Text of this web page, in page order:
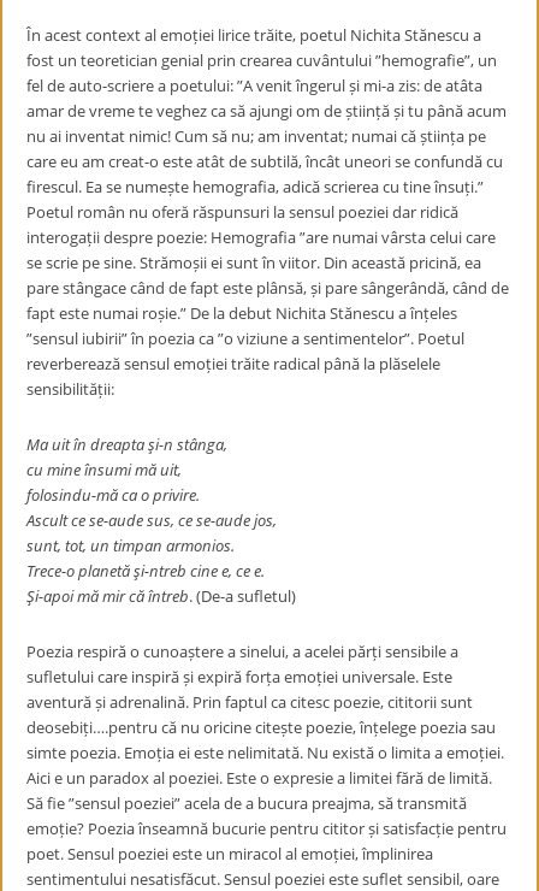
În acest context al emoției lirice trăite, poetul Nichita Stănescu a
fost un teoretician genial prin crearea cuvântului ”hemografie”, un
fel de auto-scriere a poetului: ”A venit îngerul și mi-a zis: de atâta
amar de vreme te veghez ca să ajungi om de știință și tu până acum
nu ai inventat nimic! Cum să nu; am inventat; numai că știința pe
care eu am creat-o este atât de subtilă, încât uneori se confundă cu
firescul. Ea se numește hemografia, adică scrierea cu tine însuți.”
Poetul român nu oferă răspunsuri la sensul poeziei dar ridică
interogații despre poezie: Hemografia ”are numai vârsta celui care
se scrie pe sine. Strămoșii ei sunt în viitor. Din această pricină, ea
pare stângace când de fapt este plânsă, și pare sângerândă, când de
fapt este numai roșie.” De la debut Nichita Stănescu a înțeles
”sensul iubirii” în poezia ca ”o viziune a sentimentelor”. Poetul
reverberează sensul emoției trăite radical până la plăselele
sensibilității:
Ma uit în dreapta şi-n stânga,
cu mine însumi mă uit,
folosindu-mă ca o privire.
Ascult ce se-aude sus, ce se-aude jos,
sunt, tot, un timpan armonios.
Trece-o planetă şi-ntreb cine e, ce e.
Şi-apoi mă mir că întreb. (De-a sufletul)
Poezia respiră o cunoaștere a sinelui, a acelei părți sensibile a
sufletului care inspiră și expiră forța emoției universale. Este
aventură și adrenalină. Prin faptul ca citesc poezie, cititorii sunt
deosebiți….pentru că nu oricine citește poezie, înțelege poezia sau
simte poezia. Emoția ei este nelimitată. Nu există o limita a emoției.
Aici e un paradox al poeziei. Este o expresie a limitei fără de limită.
Să fie ”sensul poeziei” acela de a bucura preajma, să transmită
emoție? Poezia înseamnă bucurie pentru cititor și satisfacție pentru
poet. Sensul poeziei este un miracol al emoției, împlinirea
sentimentului nesatisfăcut. Sensul poeziei este suflet sensibil, oare